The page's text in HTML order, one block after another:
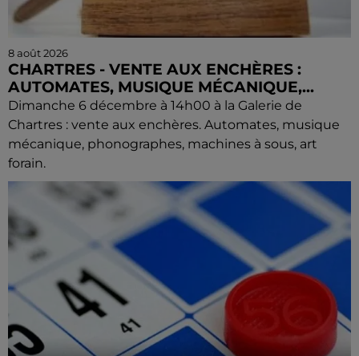
8 août 2026
CHARTRES - VENTE AUX ENCHÈRES :
AUTOMATES, MUSIQUE MÉCANIQUE,...
Dimanche 6 décembre à 14h00 à la Galerie de
Chartres : vente aux enchères. Automates, musique
mécanique, phonographes, machines à sous, art
forain.